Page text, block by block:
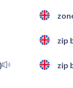
zip
zip